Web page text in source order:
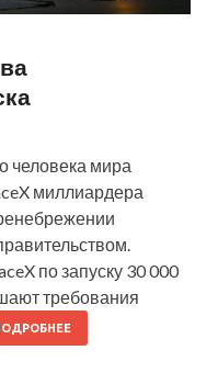
человека мира
миллиардера
по запуску 30 000
требования